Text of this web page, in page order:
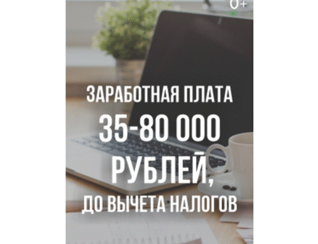
Новосибирский пенсионер насмерть забил тростью
пьющего сына подруги
Площадь у Монумента Славы в Новосибирске пошла
трещинами сразу после ремонта
Африканский врач поразил новосибирцев в травмпункте